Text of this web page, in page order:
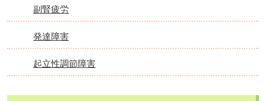
副腎疲労
発達障害
起立性調節障害